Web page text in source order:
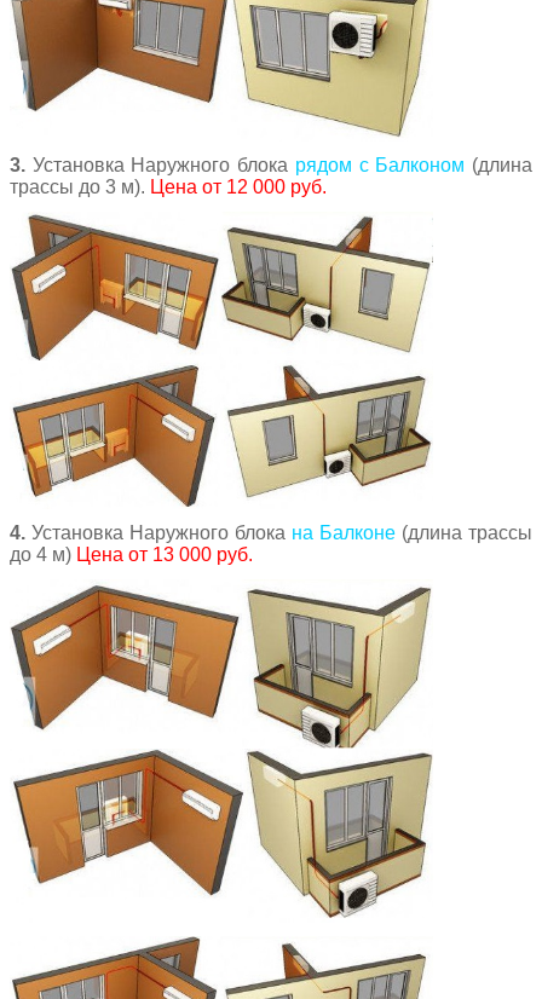
3. Установка Наружного блока рядом с Балконом (длина
трассы до 3 м). Цена от 12 000 руб.
4. Установка Наружного блока на Балконе (длина трассы
до 4 м) Цена от 13 000 руб.